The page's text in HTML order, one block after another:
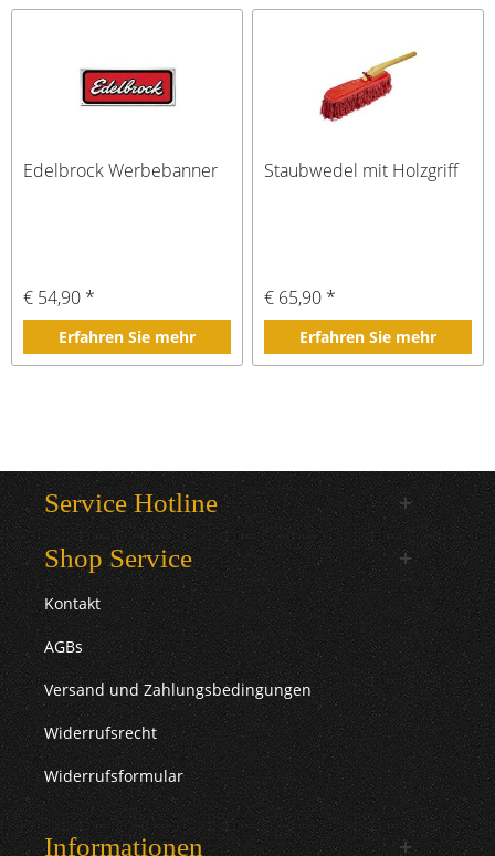
Edelbrock Werbebanner
€ 54,90 *
Erfahren Sie mehr
Staubwedel mit Holzgriff
€ 65,90 *
Erfahren Sie mehr
Service Hotline
Shop Service
Kontakt
AGBs
Versand und Zahlungsbedingungen
Widerrufsrecht
Widerrufsformular
Informationen